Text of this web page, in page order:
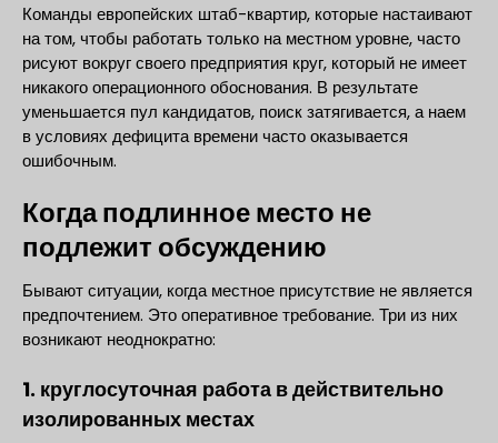
Команды европейских штаб-квартир, которые настаивают
на том, чтобы работать только на местном уровне, часто
рисуют вокруг своего предприятия круг, который не имеет
никакого операционного обоснования. В результате
уменьшается пул кандидатов, поиск затягивается, а наем
в условиях дефицита времени часто оказывается
ошибочным.
Когда подлинное место не
подлежит обсуждению
Бывают ситуации, когда местное присутствие не является
предпочтением. Это оперативное требование. Три из них
возникают неоднократно:
1. круглосуточная работа в действительно
изолированных местах